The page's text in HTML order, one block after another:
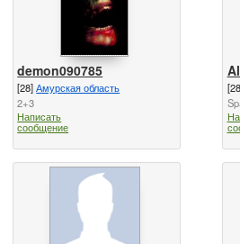
demon090785
[28]Амурская область
2+3
Написать
сообщение